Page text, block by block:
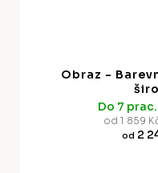
Obraz -
Do 7
od 1 859
od 2